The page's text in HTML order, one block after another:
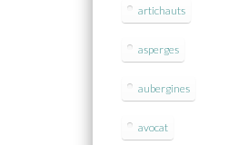
artichauts
asperges
aubergines
avocat